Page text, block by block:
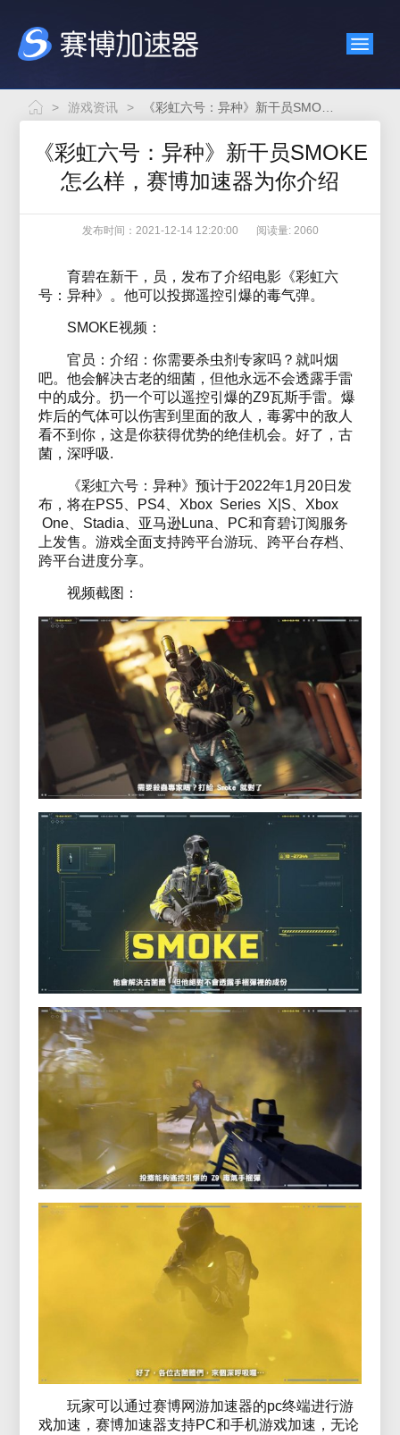
> 游戏资讯 >
《彩虹六号：异种》新干员SMOKE
怎么样，赛博加速器为你介绍
发布时间：2021-12-14 12:20:00 阅读量: 2060
育碧在新干，员，发布了介绍电影《彩虹六
号：异种》。他可以投掷遥控引爆的毒气弹。
SMOKE视频：
官员：介绍：你需要杀虫剂专家吗？就叫烟
吧。他会解决古老的细菌，但他永远不会透露手雷
中的成分。扔一个可以遥控引爆的Z9瓦斯手雷。爆
炸后的气体可以伤害到里面的敌人，毒雾中的敌人
看不到你，这是你获得优势的绝佳机会。好了，古
菌，深呼吸.
《彩虹六号：异种》预计于2022年1月20日发
布，将在PS5、PS4、Xbox Series X|S、Xbox
One、Stadia、亚马逊Luna、PC和育碧订阅服务
上发售。游戏全面支持跨平台游玩、跨平台存档、
跨平台进度分享。
视频截图：
玩家可以通过赛博网游加速器的pc终端进行游
戏加速，赛博加速器支持PC和手机游戏加速，无论